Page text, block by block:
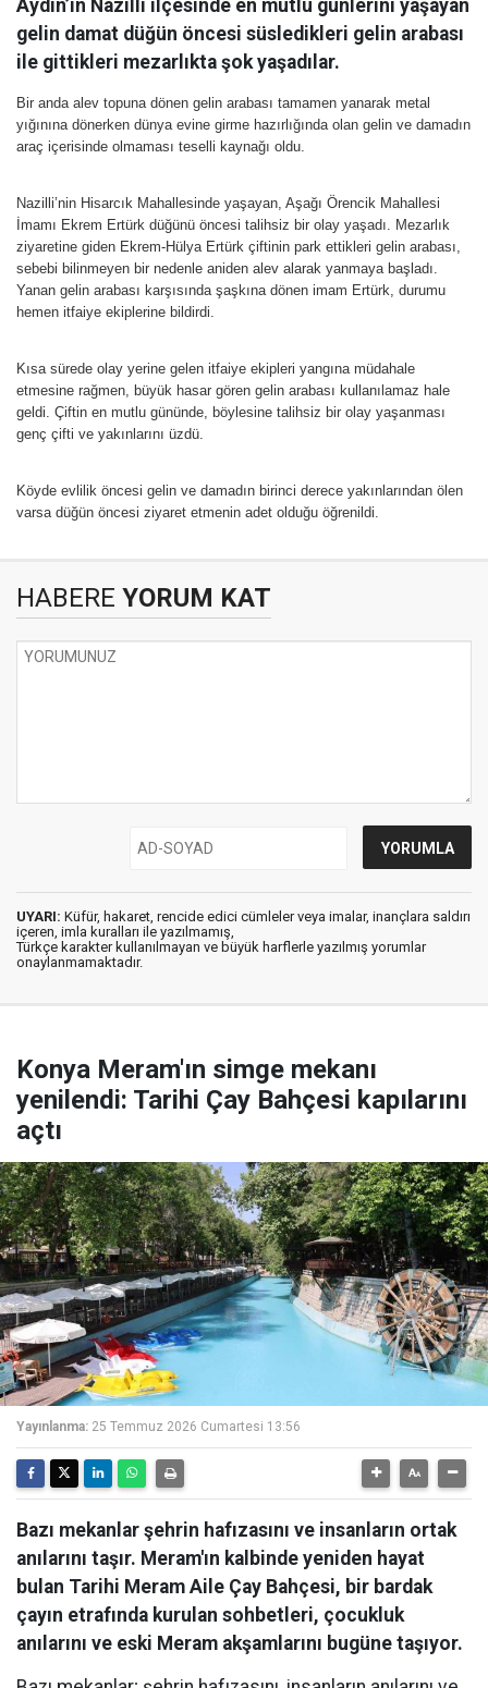
Aydın’ın Nazilli ilçesinde en mutlu günlerini yaşayan
gelin damat düğün öncesi süsledikleri gelin arabası
ile gittikleri mezarlıkta şok yaşadılar.
Bir anda alev topuna dönen gelin arabası tamamen yanarak metal
yığınına dönerken dünya evine girme hazırlığında olan gelin ve damadın
araç içerisinde olmaması teselli kaynağı oldu.
Nazilli’nin Hisarcık Mahallesinde yaşayan, Aşağı Örencik Mahallesi
İmamı Ekrem Ertürk düğünü öncesi talihsiz bir olay yaşadı. Mezarlık
ziyaretine giden Ekrem-Hülya Ertürk çiftinin park ettikleri gelin arabası,
sebebi bilinmeyen bir nedenle aniden alev alarak yanmaya başladı.
Yanan gelin arabası karşısında şaşkına dönen imam Ertürk, durumu
hemen itfaiye ekiplerine bildirdi.
Kısa sürede olay yerine gelen itfaiye ekipleri yangına müdahale
etmesine rağmen, büyük hasar gören gelin arabası kullanılamaz hale
geldi. Çiftin en mutlu gününde, böylesine talihsiz bir olay yaşanması
genç çifti ve yakınlarını üzdü.
Köyde evlilik öncesi gelin ve damadın birinci derece yakınlarından ölen
varsa düğün öncesi ziyaret etmenin adet olduğu öğrenildi.
HABERE YORUM KAT
UYARI: Küfür, hakaret, rencide edici cümleler veya imalar, inançlara saldırı
içeren, imla kuralları ile yazılmamış,
Türkçe karakter kullanılmayan ve büyük harflerle yazılmış yorumlar
onaylanmamaktadır.
Konya Meram'ın simge mekanı
yenilendi: Tarihi Çay Bahçesi kapılarını
açtı
Yayınlanma: 25 Temmuz 2026 Cumartesi 13:56
Bazı mekanlar şehrin hafızasını ve insanların ortak
anılarını taşır. Meram'ın kalbinde yeniden hayat
bulan Tarihi Meram Aile Çay Bahçesi, bir bardak
çayın etrafında kurulan sohbetleri, çocukluk
anılarını ve eski Meram akşamlarını bugüne taşıyor.